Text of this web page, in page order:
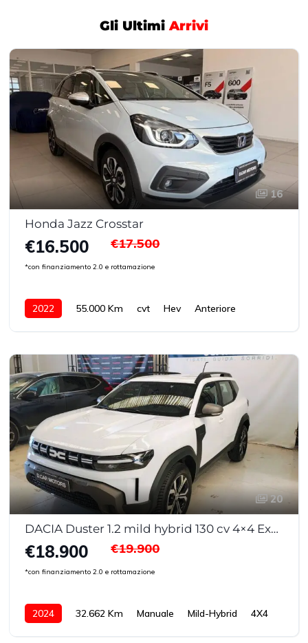
Gli UltimiArrivi
16
Honda Jazz Crosstar
€16.500
*con finanziamento 2.0 e rottamazione
€17.500
2022 55.000 Km cvt Hev Anteriore
20
DACIA Duster 1.2 mild hybrid 130 cv 4×4 Expression
€18.900
*con finanziamento 2.0 e rottamazione
€19.900
2024 32.662 Km Manuale Mild-Hybrid 4X4